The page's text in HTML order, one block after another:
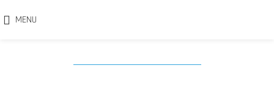
MENU